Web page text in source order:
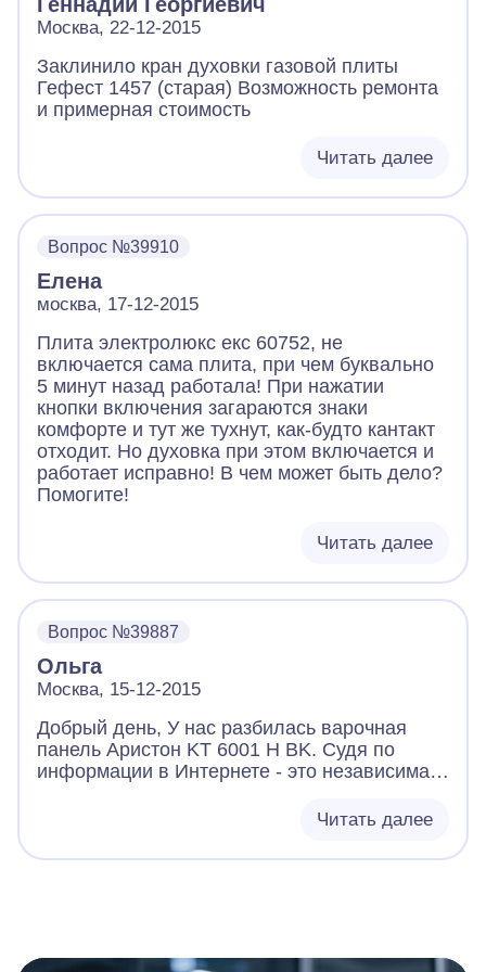
Москва, 22-12-2015
Заклинило кран духовки газовой плиты
Гефест 1457 (старая) Возможность ремонта
и примерная стоимость
Читать далее
Вопрос №39910
Елена
москва, 17-12-2015
Плита электролюкс екс 60752, не
включается сама плита, при чем буквально
5 минут назад работала! При нажатии
кнопки включения загараются знаки
комфорте и тут же тухнут, как-будто кантакт
отходит. Но духовка при этом включается и
работает исправно! В чем может быть дело?
Помогите!
Читать далее
Вопрос №39887
Ольга
Москва, 15-12-2015
Добрый день, У нас разбилась варочная
панель Аристон KT 6001 H BK. Судя по
информации в Интернете - это независимая
подключения в сеть. Шнур от нее идет к
что панель вроде бы независимая, но
Читать далее